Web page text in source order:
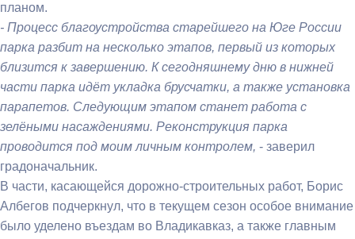
планом.
- Процесс благоустройства старейшего на Юге России
парка разбит на несколько этапов, первый из которых
близится к завершению. К сегодняшнему дню в нижней
части парка идёт укладка брусчатки, а также установка
парапетов. Следующим этапом станет работа с
зелёными насаждениями. Реконструкция парка
проводится под моим личным контролем, - заверил
градоначальник.
В части, касающейся дорожно-строительных работ, Борис
Албегов подчеркнул, что в текущем сезон особое внимание
было уделено въездам во Владикавказ, а также главным